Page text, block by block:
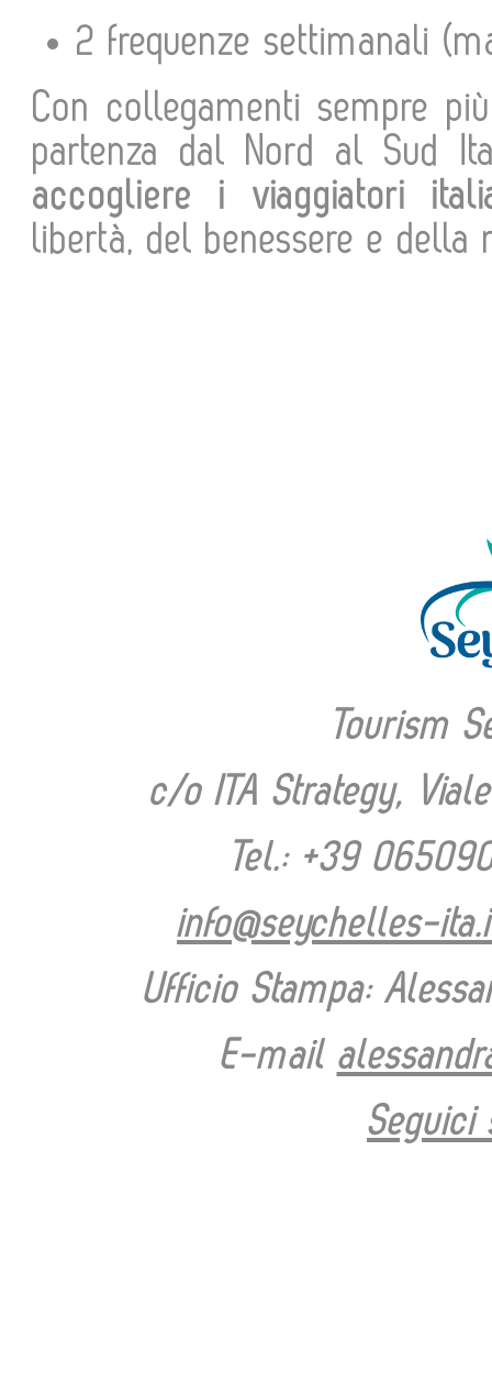
2 frequenze settimanali
Con collegamenti sempre
partenza dal Nord al Sud
accogliere i viaggiatori
libertà, del benessere e della
Tourism
c/o ITA Strategy,
Tel.: +39
info@seychelles-
Ufficio Stampa:
E-mail